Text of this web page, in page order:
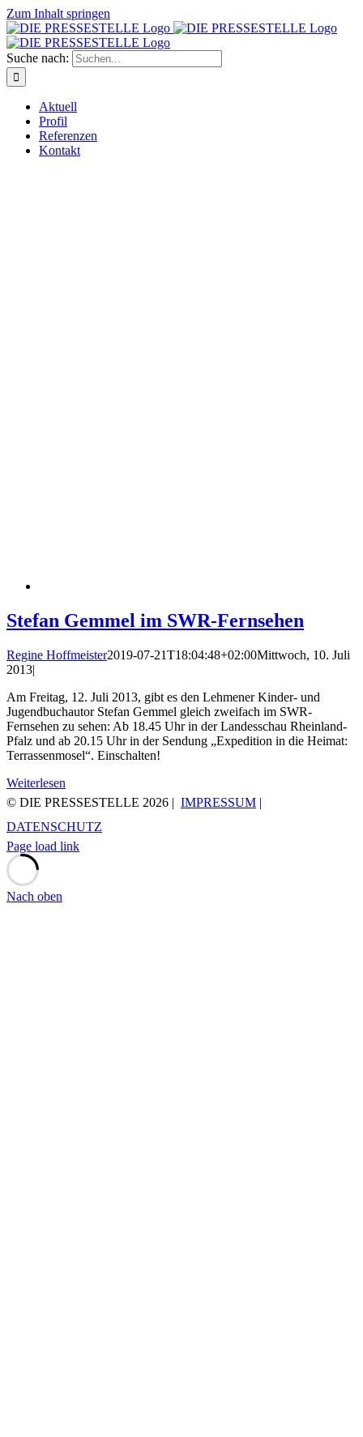
Zum Inhalt springen
Suche nach:
Aktuell
Profil
Referenzen
Kontakt
Stefan Gemmel im SWR-Fernsehen
Regine Hoffmeister2019-07-21T18:04:48+02:00Mittwoch, 10. Juli
2013|
Am Freitag, 12. Juli 2013, gibt es den Lehmener Kinder- und
Jugendbuchautor Stefan Gemmel gleich zweifach im SWR-
Fernsehen zu sehen: Ab 18.45 Uhr in der Landesschau Rheinland-
Pfalz und ab 20.15 Uhr in der Sendung „Expedition in die Heimat:
Terrassenmosel“. Einschalten!
Weiterlesen
© DIE PRESSESTELLE 2026 | IMPRESSUM |
DATENSCHUTZ
Page load link
Nach oben